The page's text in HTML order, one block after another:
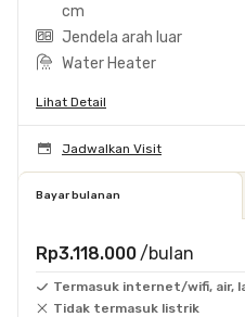
cm
Jendela arah luar
Water Heater
Lihat Detail
Jadwalkan Visit
Bayar bulanan
Rp3.118.000 /bulan
Termasuk internet/wifi, air,
Tidak termasuk listrik